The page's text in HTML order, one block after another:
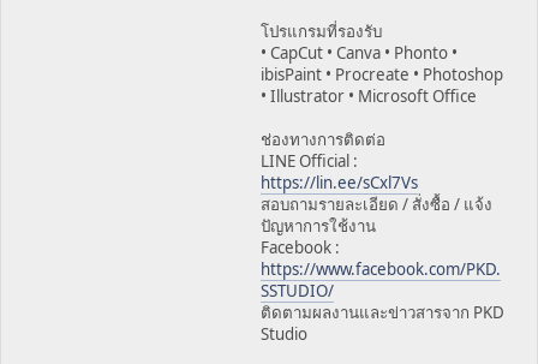
โปรแกรมที่รองรับ
• CapCut • Canva • Phonto •
ibisPaint • Procreate • Photoshop
• Illustrator • Microsoft Office
ช่องทางการติดต่อ
LINE Official :
https://lin.ee/sCxl7Vs
สอบถามรายละเอียด / สั่งซื้อ / แจ้ง
ปัญหาการใช้งาน
Facebook :
https://www.facebook.com/PKD.
SSTUDIO/
ติดตามผลงานและข่าวสารจาก PKD
Studio